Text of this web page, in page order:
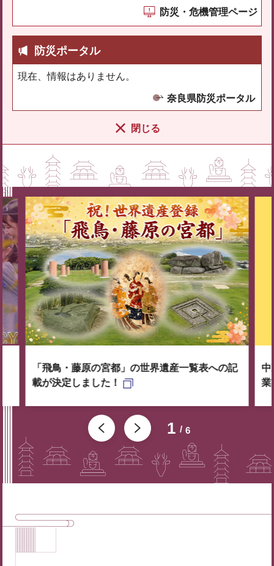
防災・危機管理ページ
防災ポータル
現在、情報はありません。
奈良県防災ポータル
閉じる
1 6
「飛鳥・藤原の宮都」の世界遺産一覧表への記
載が決定しました！
中
業